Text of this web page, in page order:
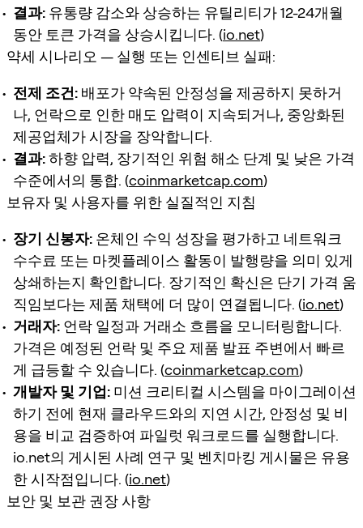
결과: 유통량 감소와 상승하는 유틸리티가 12-24개월
동안 토큰 가격을 상승시킵니다. (io.net)
약세 시나리오 — 실행 또는 인센티브 실패:
전제 조건: 배포가 약속된 안정성을 제공하지 못하거
나, 언락으로 인한 매도 압력이 지속되거나, 중앙화된
제공업체가 시장을 장악합니다.
결과:하향 압력, 장기적인 위험 해소 단계 및 낮은 가격
수준에서의 통합. (coinmarketcap.com)
보유자 및 사용자를 위한 실질적인 지침
장기 신봉자: 온체인 수익 성장을 평가하고 네트워크
수수료 또는 마켓플레이스 활동이 발행량을 의미 있게
상쇄하는지 확인합니다. 장기적인 확신은 단기 가격 움
직임보다는 제품 채택에 더 많이 연결됩니다. (io.net)
거래자: 언락 일정과 거래소 흐름을 모니터링합니다.
가격은 예정된 언락 및 주요 제품 발표 주변에서 빠르
게 급등할 수 있습니다. (coinmarketcap.com)
개발자 및 기업: 미션 크리티컬 시스템을 마이그레이션
하기 전에 현재 클라우드와의 지연 시간, 안정성 및 비
용을 비교 검증하여 파일럿 워크로드를 실행합니다.
io.net의 게시된 사례 연구 및 벤치마킹 게시물은 유용
한 시작점입니다. (io.net)
보안 및 보관 권장 사항